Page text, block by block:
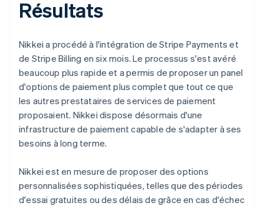
Résultats
Nikkei a procédé à l'intégration de Stripe Payments et
de Stripe Billing en six mois. Le processus s'est avéré
beaucoup plus rapide et a permis de proposer un panel
d'options de paiement plus complet que tout ce que
les autres prestataires de services de paiement
proposaient. Nikkei dispose désormais d'une
infrastructure de paiement capable de s'adapter à ses
besoins à long terme.
Nikkei est en mesure de proposer des options
personnalisées sophistiquées, telles que des périodes
d'essai gratuites ou des délais de grâce en cas d'échec